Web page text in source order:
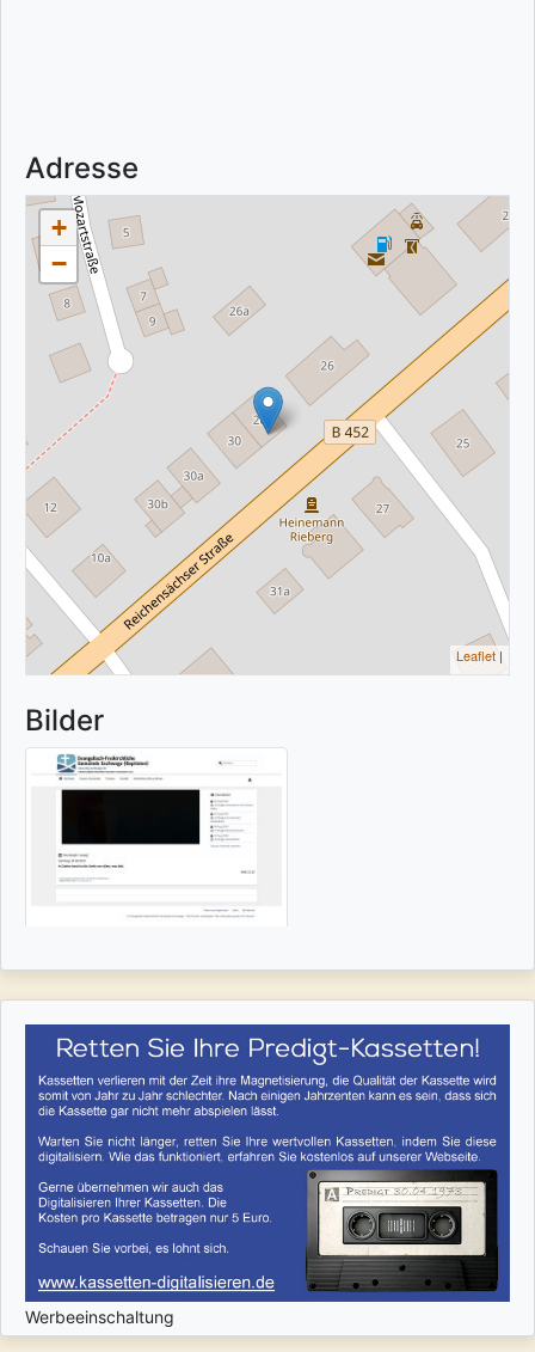
Adresse
+
−
Leaflet |
Bilder
Werbeeinschaltung